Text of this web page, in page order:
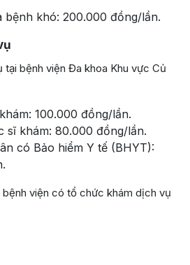
bệnh khó: 200.000 đồng/lần.
tại bệnh viện Đa khoa Khu vực Củ
100.000 đồng/lần.
sĩ khám: 80.000 đồng/lần.
có Bảo hiểm Y tế (BHYT):
bệnh viện có tổ chức khám dịch vụ